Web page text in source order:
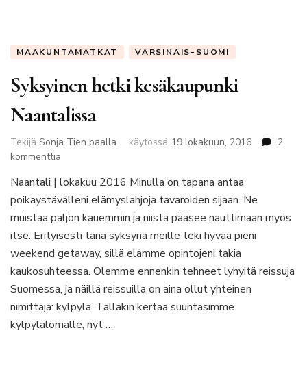
MAAKUNTAMATKAT VARSINAIS-SUOMI
Syksyinen hetki kesäkaupunki
Naantalissa
Tekijä Sonja Tien paalla käytössä 19 lokakuun, 2016
2
kommenttia
hetki
kesäkaupunki
Naantalissa
Naantali | lokakuu 2016 Minulla on tapana antaa
poikaystävälleni elämyslahjoja tavaroiden sijaan. Ne
muistaa paljon kauemmin ja niistä pääsee nauttimaan myös
itse. Erityisesti tänä syksynä meille teki hyvää pieni
weekend getaway, sillä elämme opintojeni takia
kaukosuhteessa. Olemme ennenkin tehneet lyhyitä reissuja
Suomessa, ja näillä reissuilla on aina ollut yhteinen
nimittäjä: kylpylä. Tälläkin kertaa suuntasimme
kylpylälomalle, nyt …